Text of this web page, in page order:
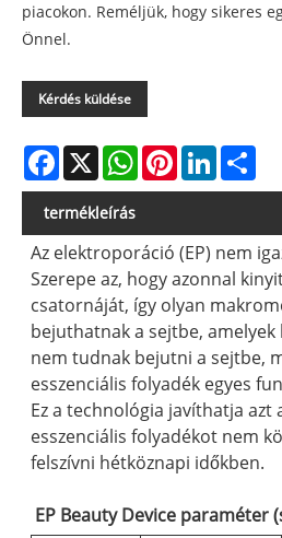
piacokon. Reméljük, hogy sikeres
Önnel.
Kérdés küldése
Facebook
X WhatsAppPinterestLinkedIn
termékleírás
Az elektroporáció (EP) nem
Szerepe az, hogy azonnal
csatornáját, így olyan
bejuthatnak a sejtbe,
nem tudnak bejutni a sejtbe,
esszenciális folyadék egyes
Ez a technológia javíthatja azt
esszenciális folyadékot nem
felszívni hétköznapi időkben.
EP Beauty Device paraméter